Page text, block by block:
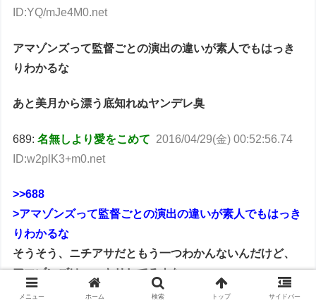
ID:YQ/mJe4M0.net
アマゾンズって監督ごとの演出の違いが素人でもはっき
りわかるな
あと美月から漂う底知れぬヤンデレ臭
689:名無しより愛をこめて 2016/04/29(金) 00:52:56.74
ID:w2plK3+m0.net
>>688
>アマゾンズって監督ごとの演出の違いが素人でもはっき
りわかるな
そうそう、ニチアサだともう一つわかんないんだけど、
アマゾンズはハッキリしてるよな
やっぱ、のびのびやってるせいかねぇ
メニュー ホーム 検索 トップ サイドバー